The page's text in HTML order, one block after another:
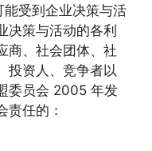
能受到企业决策与活
决策与活动的各利
商、社会团体、社
投资人、竞争者以
委员会 2005 年发
责任的：